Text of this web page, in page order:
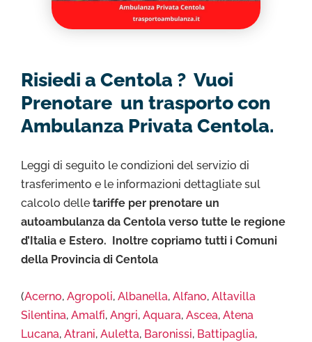
Risiedi a Centola ? Vuoi
Prenotare un trasporto con
Ambulanza Privata Centola.
Leggi di seguito le condizioni del servizio di
trasferimento e le informazioni dettagliate sul
calcolo delle tariffe per prenotare un
autoambulanza da Centola verso tutte le regione
d’Italia e Estero. Inoltre copriamo tutti i Comuni
della Provincia di Centola
(Acerno, Agropoli, Albanella, Alfano, Altavilla
Silentina, Amalfi, Angri, Aquara, Ascea, Atena
Lucana, Atrani, Auletta, Baronissi, Battipaglia,